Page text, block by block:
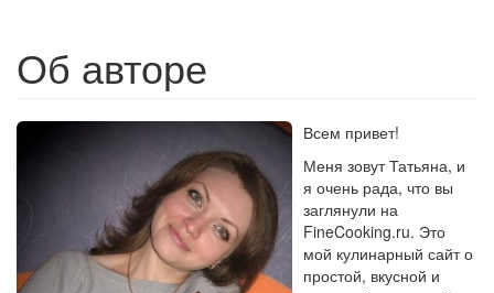
Об авторе
Всем привет!
Меня зовут Татьяна, и
я очень рада, что вы
заглянули на
FineCooking.ru. Это
мой кулинарный сайт о
простой, вкусной и